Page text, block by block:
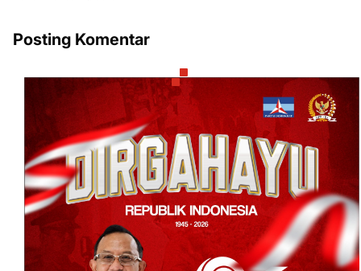
Posting Komentar